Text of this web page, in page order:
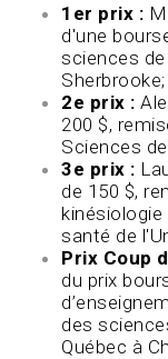
1er prix :
d'une
sciences de
Sherbrooke;
2e prix :
200 $,
Sciences
3e prix :
de 150 $,
santé de
Prix Coup
du prix
des
Québec à